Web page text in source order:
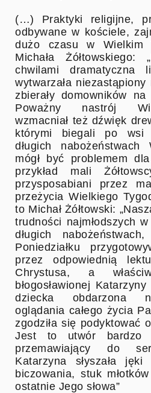
(…) Praktyki religijne,
odbywane w kościele,
dużo czasu w Wielkim
Michała Żółtowskiego:
chwilami
wytwarzała
zbierały domowników
Poważny nastrój
wzmacniał też dźwięk
którymi biegali po wsi
długich nabożeństwach
mógł być problemem
przykład mali
przysposabiani przez
przeżycia Wielkiego
to Michał Żółtowski:
trudności najmłodszych
długich
Poniedziałku
przez odpowiednią
Chrystusa, a
błogosławionej
dziecka obdarzona
oglądania całego życia
zgodziła się podyktować
Jest to utwór bardzo
przemawiający do
Katarzyna słyszała
biczowania, stuk
ostatnie Jego słowa”